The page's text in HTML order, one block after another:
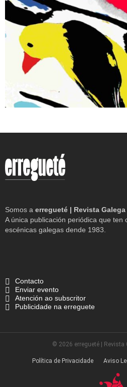
Somos a erregueté | Revista Galega
A única publicación periódica que ten
escénicas galegas dende 1983.
Contacto
Enviar evento
Atención ao subscritor
Publicidade na erreguete
© 2026 erregueté | Revista
Política de Privacidade Aviso